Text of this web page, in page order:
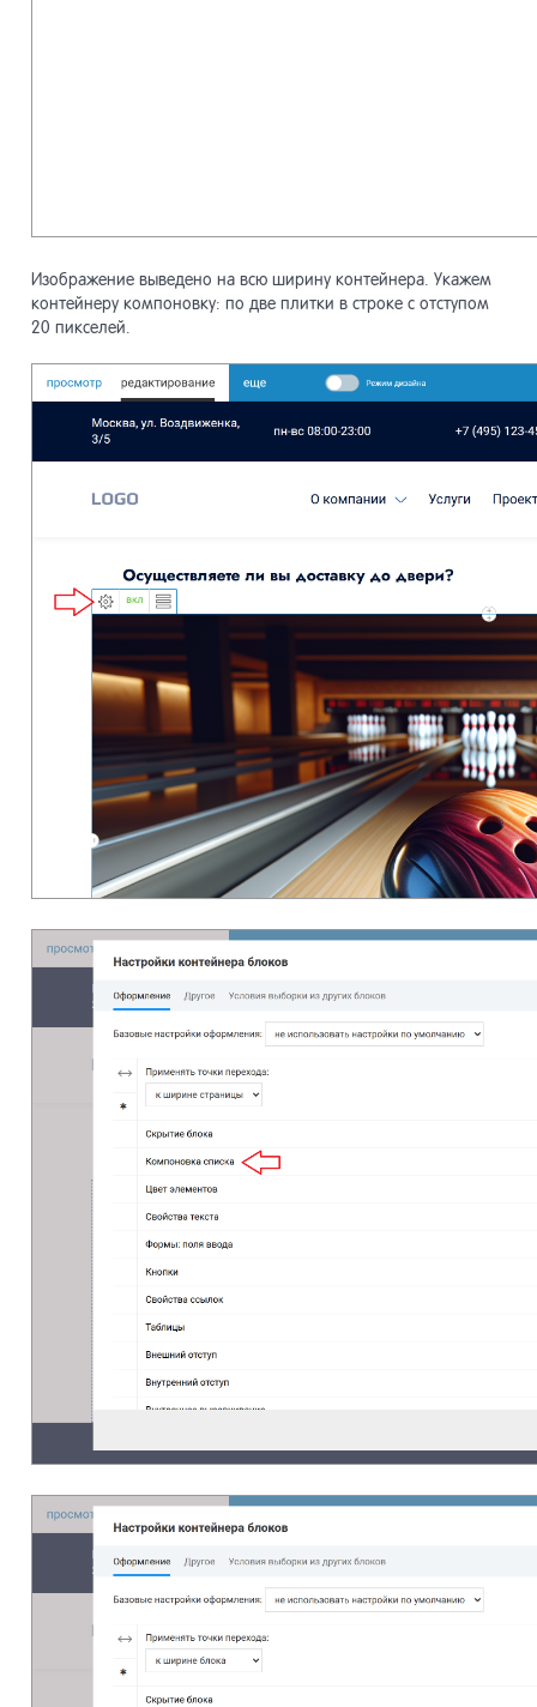
Изображение выведено на всю ширину контейнера. Укажем
контейнеру компоновку: по две плитки в строке с отступом
20 пикселей.